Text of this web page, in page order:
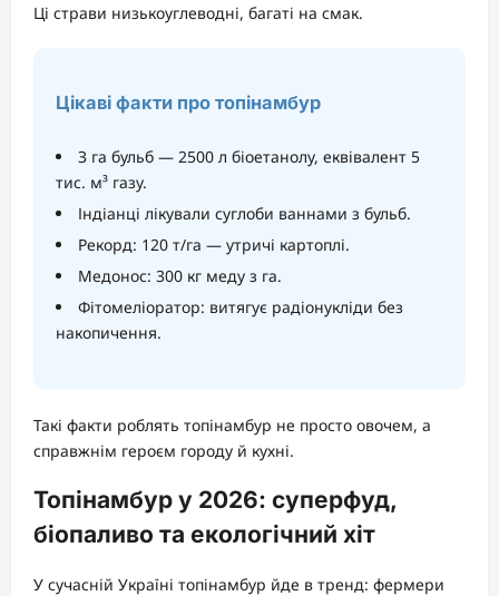
Ці страви низькоуглеводні, багаті на смак.
Цікаві факти про топінамбур
З га бульб — 2500 л біоетанолу, еквівалент 5
тис. м³ газу.
Індіанці лікували суглоби ваннами з бульб.
Рекорд: 120 т/га — утричі картоплі.
Медонос: 300 кг меду з га.
Фітомеліоратор: витягує радіонукліди без
накопичення.
Такі факти роблять топінамбур не просто овочем, а
справжнім героєм городу й кухні.
Топінамбур у 2026: суперфуд,
біопаливо та екологічний хіт
У сучасній Україні топінамбур йде в тренд: фермери